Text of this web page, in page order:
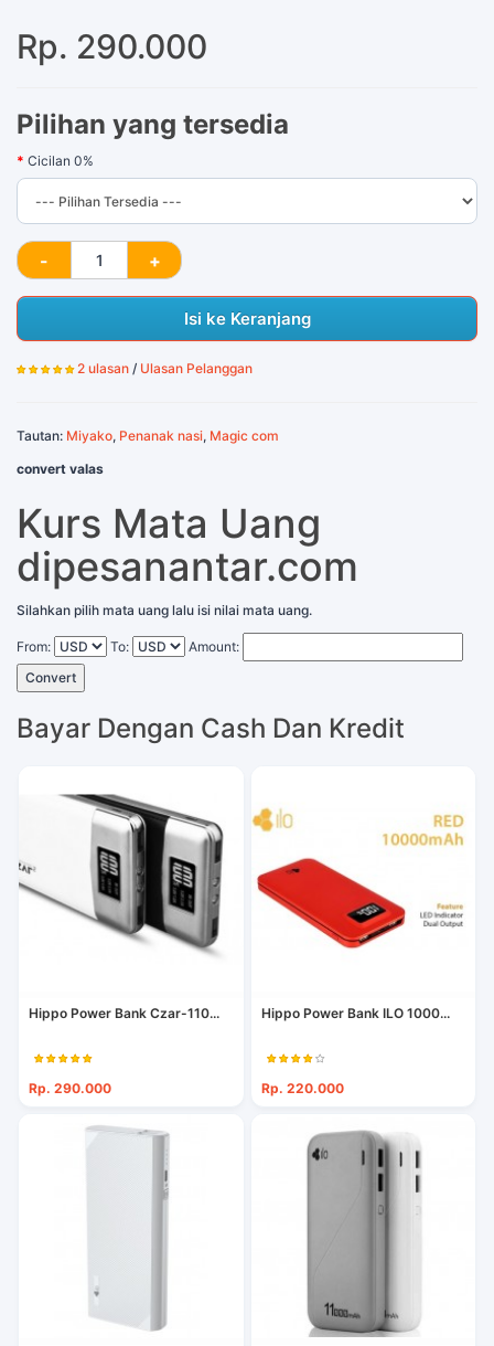
Rp. 290.000
Pilihan yang tersedia
Cicilan 0%
Isi ke Keranjang
2 ulasan / Ulasan Pelanggan
Tautan: Miyako, Penanak nasi, Magic com
convert valas
Kurs Mata Uang
dipesanantar.com
Silahkan pilih mata uang lalu isi nilai mata uang.
From: To:
Amount:
Convert
Bayar Dengan Cash Dan Kredit
Hippo Power Bank Czar-110...
Rp. 290.000
Hippo Power Bank ILO 1000...
Rp. 220.000